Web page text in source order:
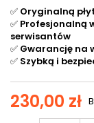
✅ Oryginalną
✅ Profesjonalną
serwisantów
✅ Gwarancję na
✅ Szybką i
230,00 zł